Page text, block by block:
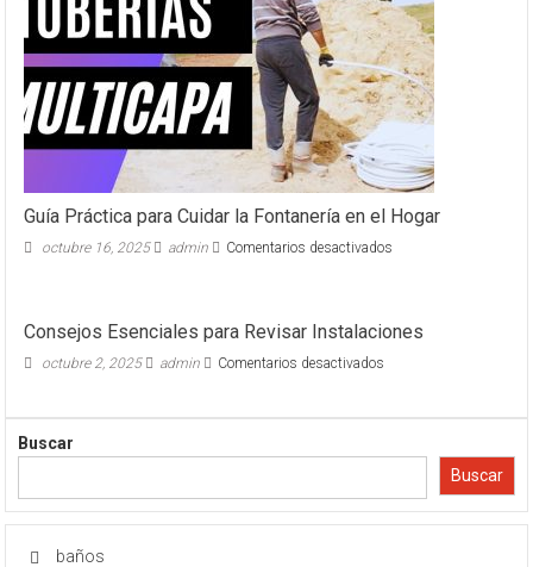
Guía Práctica para Cuidar la Fontanería en el Hogar
octubre 16, 2025 admin Comentarios desactivados
Cuidar
el
Consejos Esenciales para Revisar Instalaciones
octubre 2, 2025 admin Comentarios desactivados
Instalaciones
Buscar
Buscar
baños